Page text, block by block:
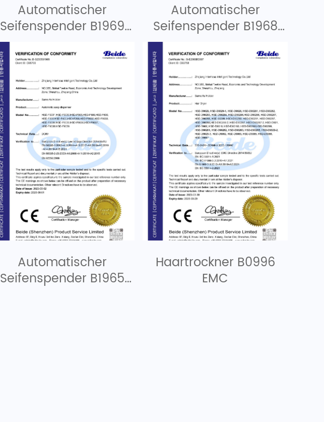
Automatischer
Seifenspender B1969
Automatischer
Seifenspender B1968
Automatischer
Seifenspender B1965
Haartrockner B0996
EMC